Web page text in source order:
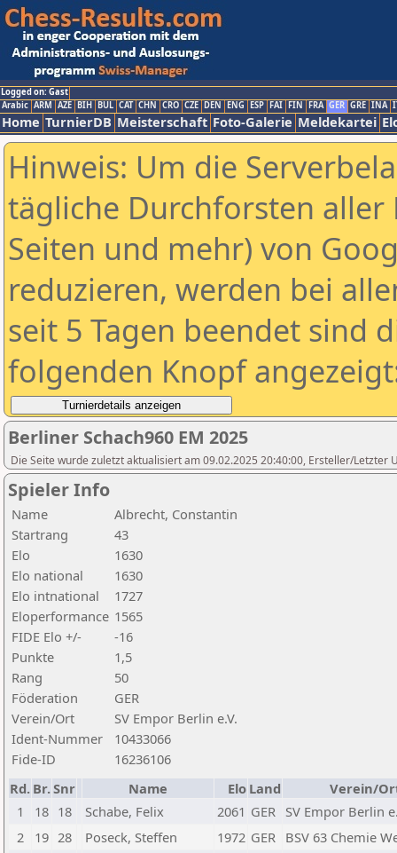
Logged on: Gast
Arabic ARM AZE BIH BUL CAT CHN CRO CZE DEN ENG ESP FAI FIN FRA GER GRE INA
Home TurnierDB Meisterschaft Foto-Galerie Meldekartei
Hinweis: Um die
tägliche Durchforsten aller
Seiten und mehr) von
reduzieren, werden bei
seit 5 Tagen beendet sind
folgenden Knopf
Berliner Schach960 EM 2025
Die Seite wurde zuletzt aktualisiert am 09.02.2025 20:40:00, Ersteller/Letzter
Spieler Info
Name
Albrecht, Constantin
Startrang
43
Elo
1630
Elo national
1630
Elo intnational
1727
Eloperformance 1565
FIDE Elo +/-
-16
Punkte
1,5
Rang
50
Föderation
GER
Verein/Ort
SV Empor Berlin e.V.
Ident-Nummer
10433066
Fide-ID
16236106
Rd. Br.Snr Name Elo Land
Verein/
1
18 18 Schabe, Felix 2061 GER SV Empor Berlin
2
19 28 Poseck, Steffen 1972 GER BSV 63 Chemie